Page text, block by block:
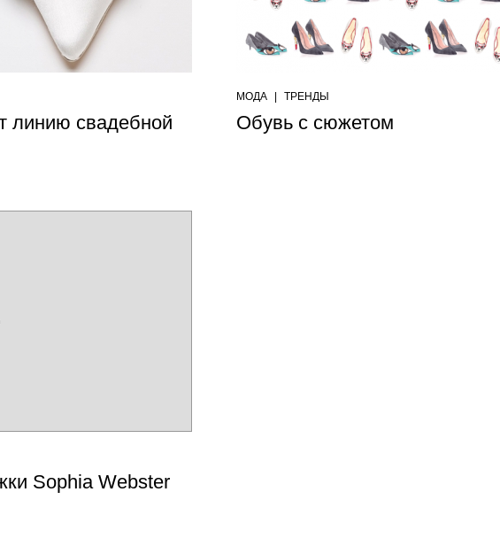
линию свадебной
МОДА ТРЕНДЫ
Обувь с сюжетом
Sophia Webster